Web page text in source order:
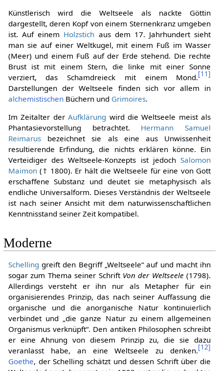
Künstlerisch wird die Weltseele als nackte Göttin
dargestellt, deren Kopf von einem Sternenkranz umgeben
ist. Auf einem Holzstich aus dem 17. Jahrhundert sieht
man sie auf einer Weltkugel, mit einem Fuß im Wasser
(Meer) und einem Fuß auf der Erde stehend. Die rechte
Brust ist mit einem Stern, die linke mit einer Sonne
verziert, das Schamdreieck mit einem Mond.[11]
Darstellungen der Weltseele finden sich vor allem in
alchemistischenBüchern und Grimoires.
Im Zeitalter derAufklärung wird die Weltseele meist als
Phantasievorstellung betrachtet. Hermann Samuel
Reimarusbezeichnet sie als eine aus Unwissenheit
resultierende Erfindung, die nichts erklären könne. Ein
Verteidiger des Weltseele-Konzepts ist jedochSalomon
Maimon(† 1800). Er hält die Weltseele für eine von Gott
erschaffene Substanz und deutet sie metaphysisch als
endliche Universalform. Dieses Verständnis der Weltseele
ist nach seiner Ansicht mit dem naturwissenschaftlichen
Kenntnisstand seiner Zeit kompatibel.
Moderne
Schelling greift den Begriff „Weltseele“ auf und macht ihn
sogar zum Thema seiner Schrift Von der Weltseele (1798).
Allerdings versteht er ihn nur als Metapher für ein
organisierendes Prinzip, das nach seiner Auffassung die
organische und die anorganische Natur kontinuierlich
verbindet und „die ganze Natur zu einem allgemeinen
Organismus verknüpft“. Den antiken Philosophen schreibt
er eine Ahnung von diesem Prinzip zu, die sie dazu
veranlasst habe, an eine Weltseele zu denken.[12]
Goethe, der Schelling schätzt und dessen Schrift über die